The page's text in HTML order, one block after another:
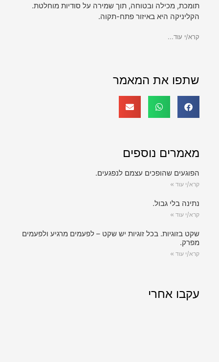
תומכת, מכילה ובטוחה, תוך שמירה על סודיות מוחלטת.
הקליניקה היא באיזור פתח-תקוה.
קרא/י עוד...
שתפו את המאמר
מאמרים נוספים
הפוגעים שהופכים עצמם לנפגעים.
קרא/י עוד »
נתינה בלי גבול.
קרא/י עוד »
שקט בזוגיות. בכל זוגיות יש שקט – לפעמים מרגיע ולפעמים
מפרק.
קרא/י עוד »
עקבו אחרי